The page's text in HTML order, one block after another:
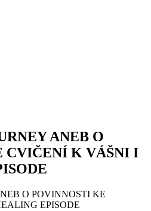
ANEB O
CVIČENÍ K VÁŠNI I
O POVINNOSTI KE
EPISODE